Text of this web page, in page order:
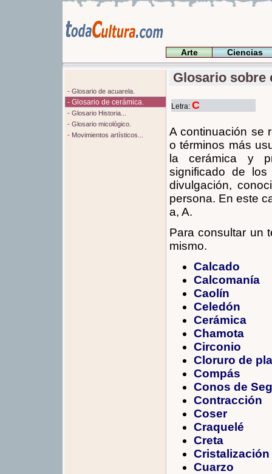
Arte Ciencias
Glosario sobre
- Glosario de acuarela.
- Glosario de cerámica.
- Glosario Historia...
- Glosario micológico.
- Movimientos artísticos...
Letra: C
A continuación se
o términos más
la cerámica y
significado de
divulgación,
persona. En este
a, A.
Para consultar un
mismo.
Calcado
Calcomanía
Caolín
Celedón
Cerámica
Chamota
Circonio
Cloruro de
Compás
Conos de
Contracción
Coser
Craquelé
Creta
Cristalización
Cuarzo